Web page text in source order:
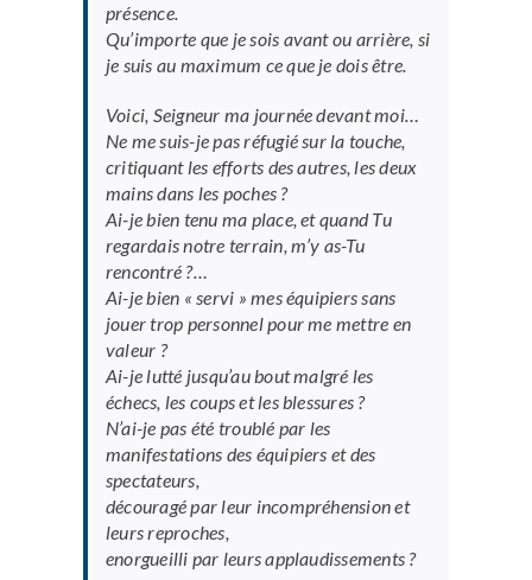
présence.
Qu’importe que je sois avant ou arrière, si
je suis au maximum ce que je dois être.
Voici, Seigneur ma journée devant moi…
Ne me suis-je pas réfugié sur la touche,
critiquant les efforts des autres, les deux
mains dans les poches ?
Ai-je bien tenu ma place, et quand Tu
regardais notre terrain, m’y as-Tu
rencontré ?…
Ai-je bien « servi » mes équipiers sans
jouer trop personnel pour me mettre en
valeur ?
Ai-je lutté jusqu’au bout malgré les
échecs, les coups et les blessures ?
N’ai-je pas été troublé par les
manifestations des équipiers et des
spectateurs,
découragé par leur incompréhension et
leurs reproches,
enorgueilli par leurs applaudissements ?